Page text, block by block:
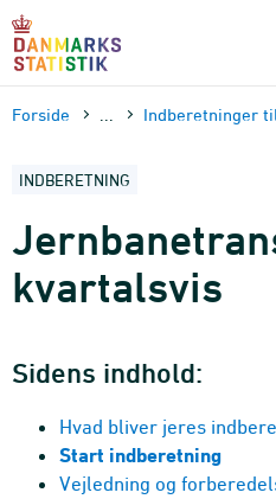
sidens
Forside Indberetninger
INDBERETNING
kvartalsvis
Sidens indhold:
Hvad bliver jeres
Start indberetning
Vejledning og